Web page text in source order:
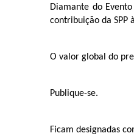
Diamante do
contribuição da SPP
O valor global do
Publique-se.
Ficam designadas